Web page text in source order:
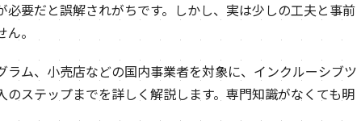
要だと誤解されがちです。しかし、実は少しの工夫と事前
。
ム、小売店などの国内事業者を対象に、インクルーシブツ
ステップまでを詳しく解説します。専門知識がなくても明